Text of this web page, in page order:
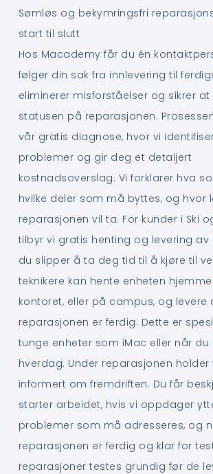
Sømløs og bekymringsfri
start til slutt
Hos Macademy får du én
følger din sak fra innlevering til
eliminerer misforståelser og sikrer
statusen på reparasjonen.
vår gratis diagnose, hvor vi
problemer og gir deg et detaljert
kostnadsoverslag. Vi forklarer hva
hvilke deler som må byttes, og hvor
reparasjonen vil ta. For kunder i Ski
tilbyr vi gratis henting og levering av
du slipper å ta deg tid til å kjøre til
teknikere kan hente enheten
kontoret, eller på campus, og levere
reparasjonen er ferdig. Dette er
tunge enheter som iMac eller når du
hverdag. Under reparasjonen holder
informert om fremdriften. Du får
starter arbeidet, hvis vi oppdager
problemer som må adresseres, og
reparasjonen er ferdig og klar for
reparasjoner testes grundig før de